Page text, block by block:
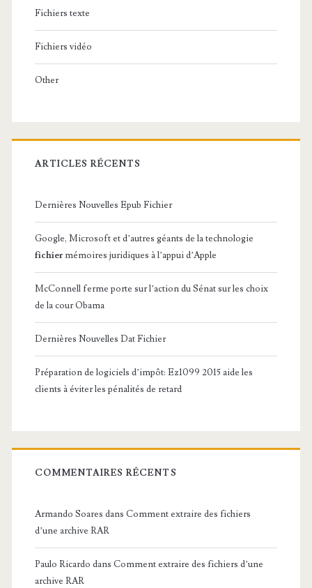
Fichiers texte
Fichiers vidéo
Other
ARTICLES RÉCENTS
Dernières Nouvelles Epub Fichier
Google, Microsoft et d’autres géants de la technologie
fichier mémoires juridiques à l’appui d’Apple
McConnell ferme porte sur l’action du Sénat sur les choix
de la cour Obama
Dernières Nouvelles Dat Fichier
Préparation de logiciels d’impôt: Ez1099 2015 aide les
clients à éviter les pénalités de retard
COMMENTAIRES RÉCENTS
Armando Soares dans Comment extraire des fichiers
d’une archive RAR
Paulo Ricardo dans Comment extraire des fichiers d’une
archive RAR